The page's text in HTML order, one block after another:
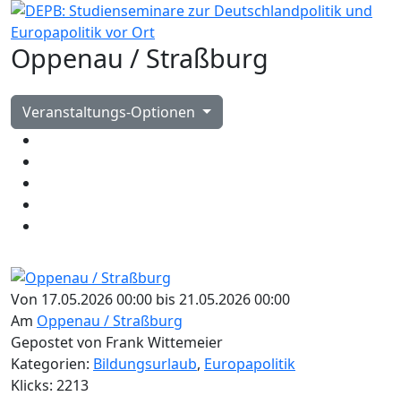
Oppenau / Straßburg
Veranstaltungs-Optionen
Von 17.05.2026 00:00 bis 21.05.2026 00:00
Am Oppenau / Straßburg
Gepostet von Frank Wittemeier
Kategorien: Bildungsurlaub, Europapolitik
Klicks: 2213